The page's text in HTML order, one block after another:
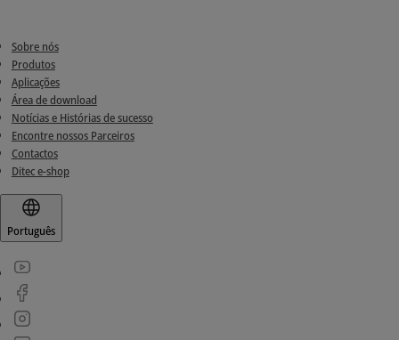
Sobre nós
Produtos
Aplicações
Área de download
Notícias e Histórias de sucesso
Encontre nossos Parceiros
Contactos
Ditec e-shop
Português